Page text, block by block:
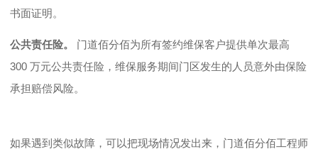
书面证明。
公共责任险。
门道佰分佰为所有签约维保客户提供单次最高
300 万元公共责任险，维保服务期间门区发生的人员意外由保险
承担赔偿风险。
如果遇到类似故障，可以把现场情况发出来，门道佰分佰工程师